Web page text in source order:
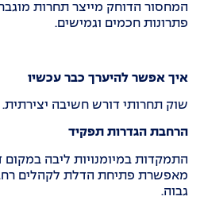
המחסור הדוחק מייצר תחרות
פתרונות חכמים וגמישים.
איך אפשר להיערך כבר עכשיו
שוק תחרותי דורש חשיבה
הרחבת הגדרות תפקיד
התמקדות במיומנויות ליבה
מאפשרת פתיחת הדלת לקהלים
גבוה.